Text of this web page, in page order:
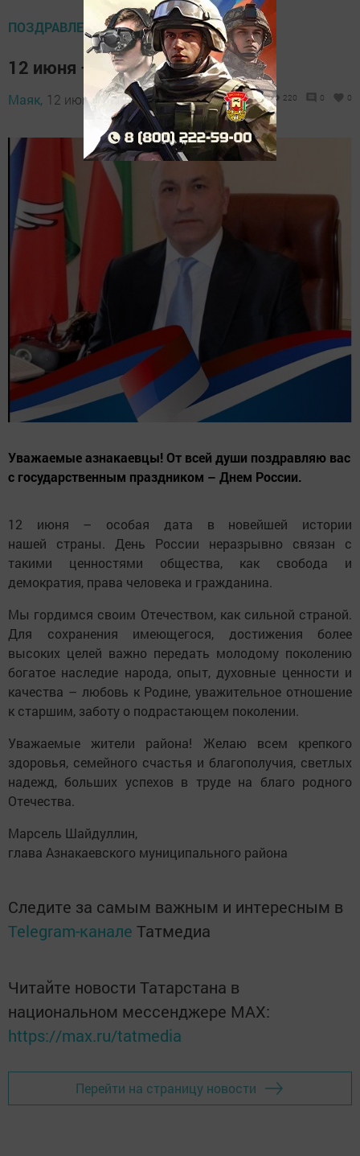
ПОЗДРАВЛЕНИЯ
12 июня – День России
Маяк, 12 июня 2025 - 07:57 220 0 0
Уважаемые азнакаевцы! От всей души поздравляю вас
с государственным праздником – Днем России.
12 июня – особая дата в новейшей истории
нашей страны. День России неразрывно связан с
такими ценностями общества, как свобода и
демократия, права человека и гражданина.
Мы гордимся своим Отечеством, как сильной страной.
Для сохранения имеющегося, достижения более
высоких целей важно передать молодому поколению
богатое наследие народа, опыт, духовные ценности и
качества – любовь к Родине, уважительное отношение
к старшим, заботу о подрастающем поколении.
Уважаемые жители района! Желаю всем крепкого
здоровья, семейного счастья и благополучия, светлых
надежд, больших успехов в труде на благо родного
Отечества.
Марсель Шайдуллин,
глава Азнакаевского муниципального района
Следите за самым важным и интересным в
Telegram-канале Татмедиа
Читайте новости Татарстана в
национальном мессенджере MАХ:
https://max.ru/tatmedia
Перейти на страницу новости